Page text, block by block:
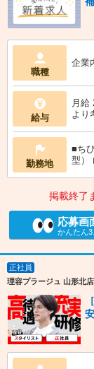
職種
企業
給与
月給
より
勤務地
■ち
型）
掲載終了
応募画
かんたん3
正社員
理容プラージュ 山形北店